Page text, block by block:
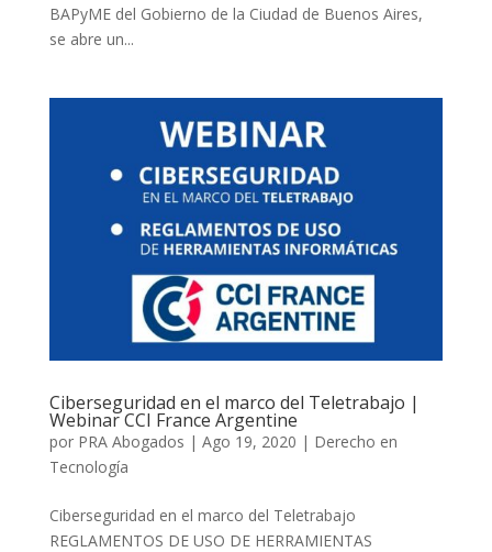
BAPyME del Gobierno de la Ciudad de Buenos Aires,
se abre un...
Ciberseguridad en el marco del Teletrabajo |
Webinar CCI France Argentine
por PRA Abogados | Ago 19, 2020 | Derecho en
Tecnología
Ciberseguridad en el marco del Teletrabajo
REGLAMENTOS DE USO DE HERRAMIENTAS